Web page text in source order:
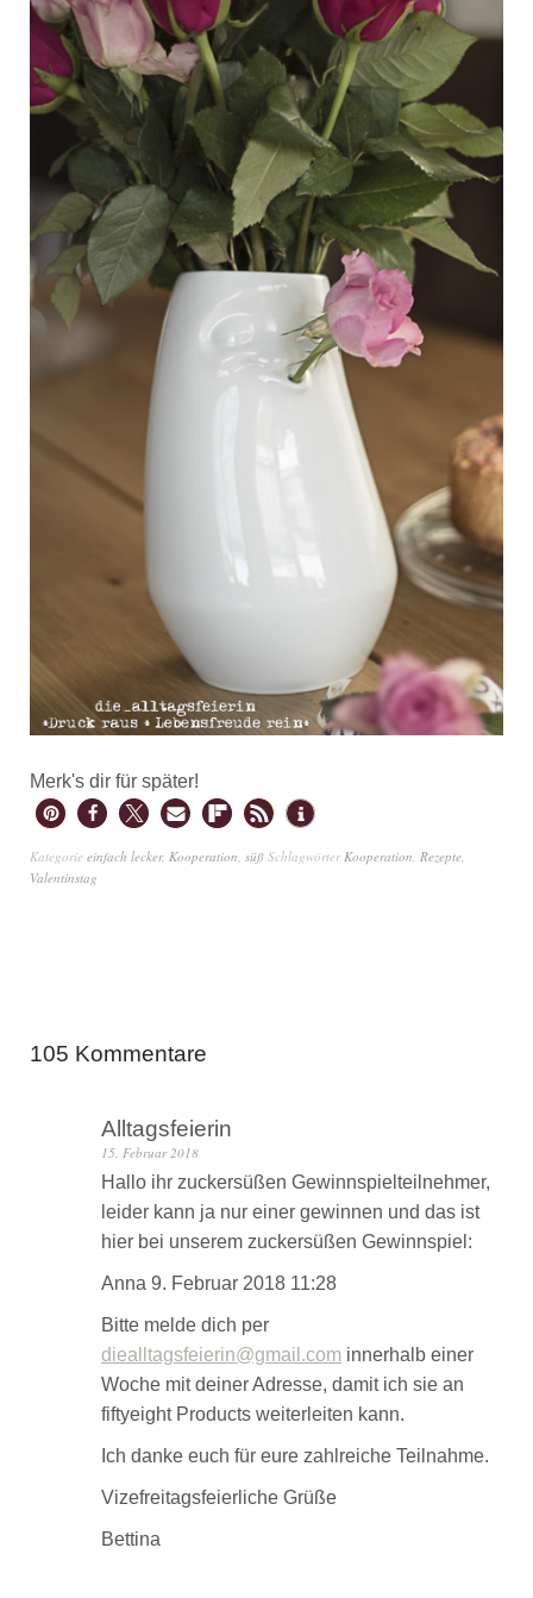
Merk's dir für später!
Kategorie einfach lecker, Kooperation süß Schlagwörter Kooperation Rezepte
Valentinstag
105 Kommentare
Alltagsfeierin
15. Februar 2018
Hallo ihr zuckersüßen Gewinnspielteilnehmer,
leider kann ja nur einer gewinnen und das ist
hier bei unserem zuckersüßen Gewinnspiel:
Anna 9. Februar 2018 11:28
Bitte melde dich per
diealltagsfeierin@gmail.com innerhalb einer
Woche mit deiner Adresse, damit ich sie an
fiftyeight Products weiterleiten kann.
Ich danke euch für eure zahlreiche Teilnahme.
Vizefreitagsfeierliche Grüße
Bettina